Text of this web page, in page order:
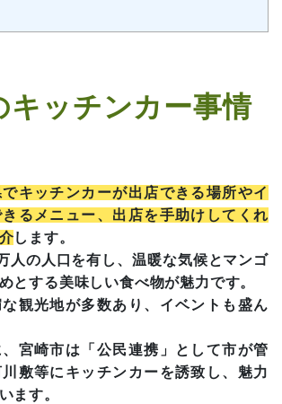
キッチンカー事情
キッチンカーが出店できる場所やイ
るメニュー、出店を手助けしてくれ
します。
人の人口を有し、温暖な気候とマンゴ
とする美味しい食べ物が魅力です。
観光地が多数あり、イベントも盛ん
宮崎市は「公民連携」として市が管
敷等にキッチンカーを誘致し、魅力
ます。